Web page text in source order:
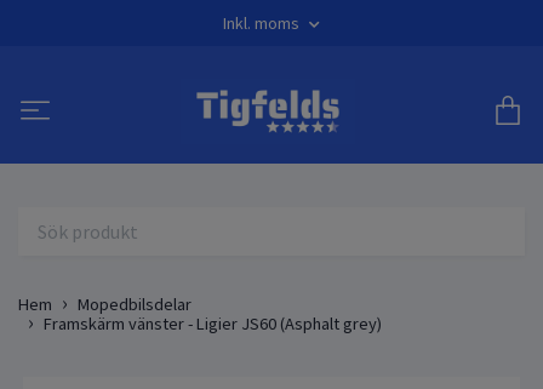
Inkl. moms
Hem
Mopedbilsdelar
Framskärm vänster - Ligier JS60 (Asphalt grey)